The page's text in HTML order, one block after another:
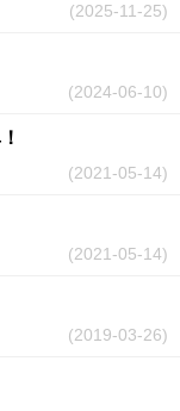
(2025-11-25)
(2024-06-10)
(2021-05-14)
(2021-05-14)
(2019-03-26)